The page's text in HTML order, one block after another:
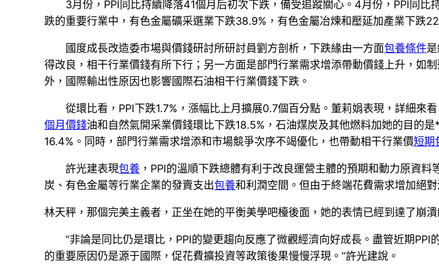
3月份，PPI同比持續降落41個月后初次下跌，備受追蹤關心。4月份，PPI同比
跌的重要行業中，有色金屬礦采選業下跌38.9%，有色金屬冶煉和壓延加產業下跌
國度成長改造委市場與價錢研討所研討員劉方剖析，下跌緣由一方面包養條件
得改良，相干行業價錢有所下行；另一方面是部門行業需求增添帶動價錢上升，如
外，國際輸出性原因也影響國際石油相干行業價錢下跌。
從環比看，PPI下跌1.7%，漲幅比上月擴展0.7個百分點。董莉娟表現，詳細來
個月價錢油和自然氣開采業價錢環比下跌18.5%，石油煤炭及其他燃料加她的目的
16.4%。同時，部門行業需求增添和市場競爭次序不竭優化，也帶動相干行業價短期
許光建表現包養 ，PPI的溫順下跌總體有利于改良運營主體的預期和動力原資
炭、有色金屬等行業企業的發賣支出包養和利潤空間。但由于終端花費需求增加絕
林天秤，那個完美主義者，正坐在她的平衡美學吧檯後面，她的表情已經到達了崩潰
“非論是同比仍是環比，PPI的變更趨向反應了微觀經濟向好成長。盡管近期
的重要原因仍是源于國際，促花費擴投資等政策後果慢慢浮現。”許光建說。